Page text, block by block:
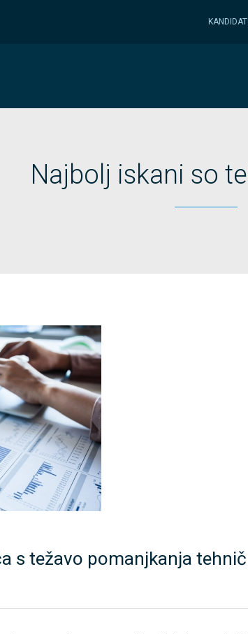
KANDIDATI
Najbolj iskani so
s težavo pomanjkanja